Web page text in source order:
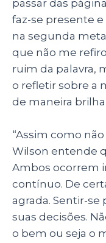
passar das
faz-se presente
na segunda
que não me
ruim da palavra,
o refletir sobre a
de maneira
“Assim como
Wilson entende
Ambos ocorrem
contínuo. De
agrada. Sentir-
suas decisões.
o bem ou seja o